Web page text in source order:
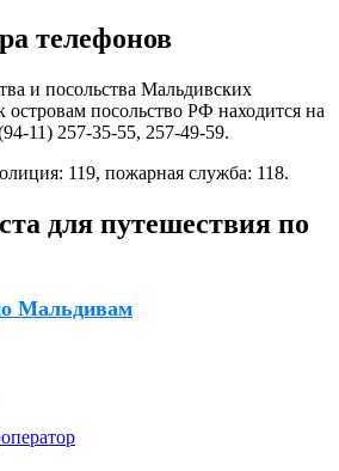
телефонов
и посольства Мальдивских
посольство РФ находится на
11) 257-35-55, 257-49-59.
119, пожарная служба: 118.
для путешествия по
Мальдивам